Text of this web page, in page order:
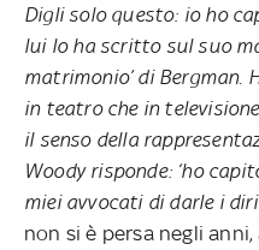
Digli solo questo: io ho
lui lo ha scritto sul suo
matrimonio’ di Bergman.
in teatro che in
il senso della
Woody risponde: ‘ho
miei avvocati di darle i
non si è persa negli anni,